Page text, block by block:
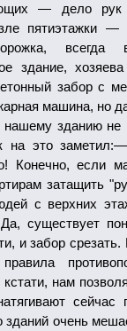
— дело
пятиэтажки
всегда
здание, хозяева
забор с
машина, но
зданию не
на это
Конечно, если
затащить
с верхних
существует
и забор
кстати, нам
сейчас
зданий очень